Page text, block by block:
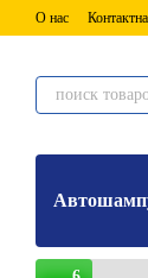
Перейти к
О нас